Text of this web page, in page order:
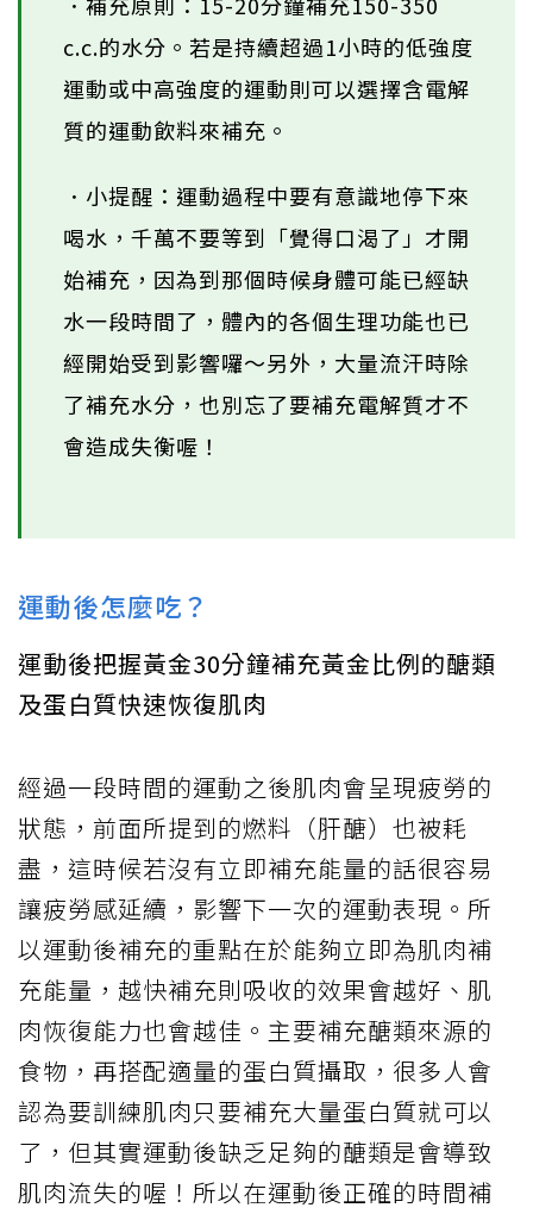
c.c.的水分。若是持續超過1小時的低強度
運動或中高強度的運動則可以選擇含電解
質的運動飲料來補充。
．小提醒：運動過程中要有意識地停下來
喝水，千萬不要等到「覺得口渴了」才開
始補充，因為到那個時候身體可能已經缺
水一段時間了，體內的各個生理功能也已
經開始受到影響囉～另外，大量流汗時除
了補充水分，也別忘了要補充電解質才不
會造成失衡喔！
運動後怎麼吃？
運動後把握黃金30分鐘補充黃金比例的醣類
及蛋白質快速恢復肌肉
經過一段時間的運動之後肌肉會呈現疲勞的
狀態，前面所提到的燃料（肝醣）也被耗
盡，這時候若沒有立即補充能量的話很容易
讓疲勞感延續，影響下一次的運動表現。所
以運動後補充的重點在於能夠立即為肌肉補
充能量，越快補充則吸收的效果會越好、肌
肉恢復能力也會越佳。主要補充醣類來源的
食物，再搭配適量的蛋白質攝取，很多人會
認為要訓練肌肉只要補充大量蛋白質就可以
了，但其實運動後缺乏足夠的醣類是會導致
肌肉流失的喔！所以在運動後正確的時間補